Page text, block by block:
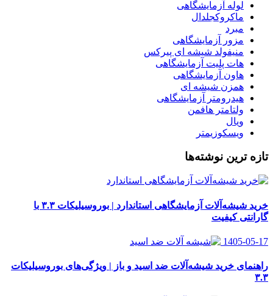
لوله آزمایشگاهی
ماکروکجلدال
مبرد
مزور آزمایشگاهی
منیفولد شیشه ای پیرکس
هات پلیت آزمایشگاهی
هاون آزمایشگاهی
همزن شیشه ای
هیدرومتر آزمایشگاهی
ولتامتر هافمن
ویال
ویسکوزیمتر
تازه ترین نوشته‌ها
خرید شیشه‌آلات آزمایشگاهی استاندارد | بوروسیلیکات ۳.۳ با
گارانتی کیفیت
1405-05-17
راهنمای خرید شیشه‌آلات ضد اسید و باز | ویژگی‌های بوروسیلیکات
۳.۳